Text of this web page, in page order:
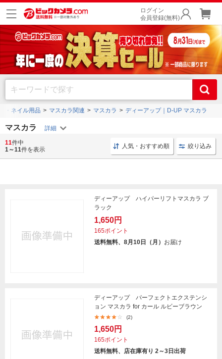
ログイン
会員登録(無料)
・ネイル用品 マスカラ関連 マスカラ ディーアップ｜D-UP マスカラ
マスカラ
ウォータープルーフ マスカラ 伊勢半 ヒロインメイク
11件中
1～11件を表示 人気・おすすめ順 絞り込み
ディーアップ ハイパーリフトマスカラ ブ
ラック
1,650円
165ポイント
送料無料、8月10日（月） お届け
ディーアップ パーフェクトエクステンシ
ョン マスカラ for カール ルビーブラウン
(2)
1,650円
165ポイント
送料無料、店在庫有り 2～3日出荷